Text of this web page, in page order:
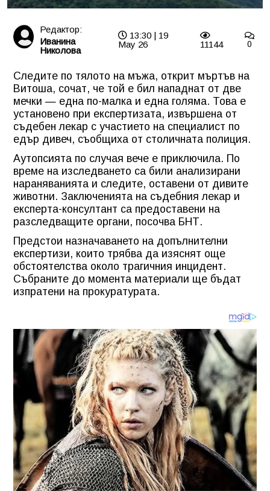
Редактор:
Иванина
Николова
13:30 | 19
May 26
11144 0
Следите по тялото на мъжа, открит мъртъв на
Витоша, сочат, че той е бил нападнат от две
мечки — една по-малка и една голяма. Това е
установено при експертизата, извършена от
съдебен лекар с участието на специалист по
едър дивеч, съобщиха от столичната полиция.
Аутопсията по случая вече е приключила. По
време на изследването са били анализирани
нараняванията и следите, оставени от дивите
животни. Заключенията на съдебния лекар и
експерта-консултант са предоставени на
разследващите органи, посочва БНТ.
Предстои назначаването на допълнителни
експертизи, които трябва да изяснят още
обстоятелства около трагичния инцидент.
Събраните до момента материали ще бъдат
изпратени на прокуратурата.